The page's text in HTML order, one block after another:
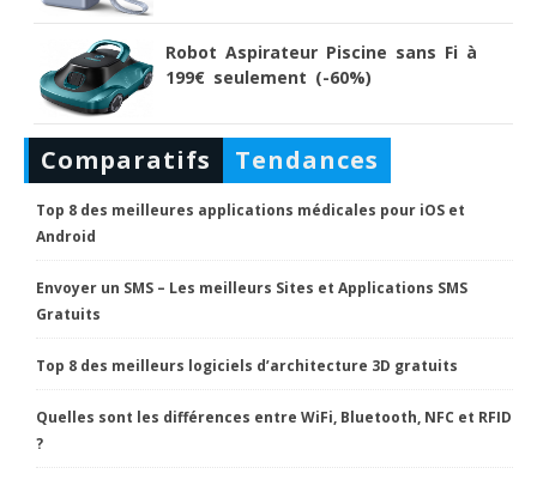
Robot Aspirateur Piscine sans Fi à
199€ seulement (-60%)
Comparatifs Tendances
Top 8 des meilleures applications médicales pour iOS et
Android
Envoyer un SMS – Les meilleurs Sites et Applications SMS
Gratuits
Top 8 des meilleurs logiciels d’architecture 3D gratuits
Quelles sont les différences entre WiFi, Bluetooth, NFC et RFID
?